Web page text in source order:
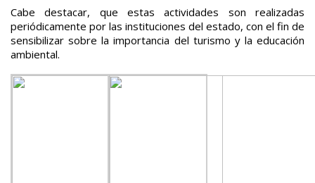
Cabe destacar, que estas actividades son realizadas
periódicamente por las instituciones del estado, con el fin de
sensibilizar sobre la importancia del turismo y la educación
ambiental.